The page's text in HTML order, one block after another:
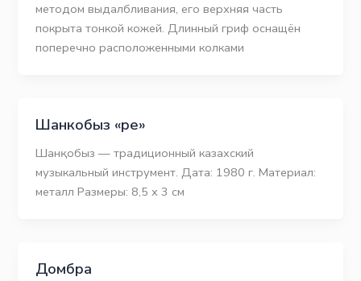
методом выдалбливания, его верхняя часть
покрыта тонкой кожей. Длинный гриф оснащён
поперечно расположенными колками
Шанкобыз «ре»
Шанқобыз — традиционный казахский
музыкальный инструмент. Дата: 1980 г. Материал:
металл Размеры: 8,5 х 3 см
Домбра